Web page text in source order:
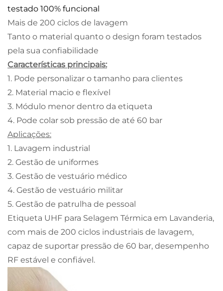
testado 100% funcional
Mais de 200 ciclos de lavagem
Tanto o material quanto o design foram testados
pela sua confiabilidade
Características principais:
1. Pode personalizar o tamanho para clientes
2. Material macio e flexível
3. Módulo menor dentro da etiqueta
4. Pode colar sob pressão de até 60 bar
Aplicações:
1. Lavagem industrial
2. Gestão de uniformes
3. Gestão de vestuário médico
4. Gestão de vestuário militar
5. Gestão de patrulha de pessoal
Etiqueta UHF para Selagem Térmica em Lavanderia,
com mais de 200 ciclos industriais de lavagem,
capaz de suportar pressão de 60 bar, desempenho
RF estável e confiável.